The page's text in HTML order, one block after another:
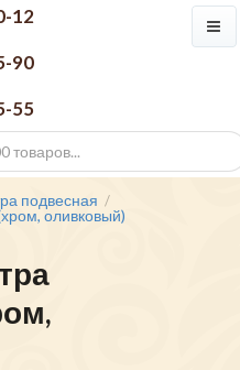
12
90
55
подвесная /
оливковый)